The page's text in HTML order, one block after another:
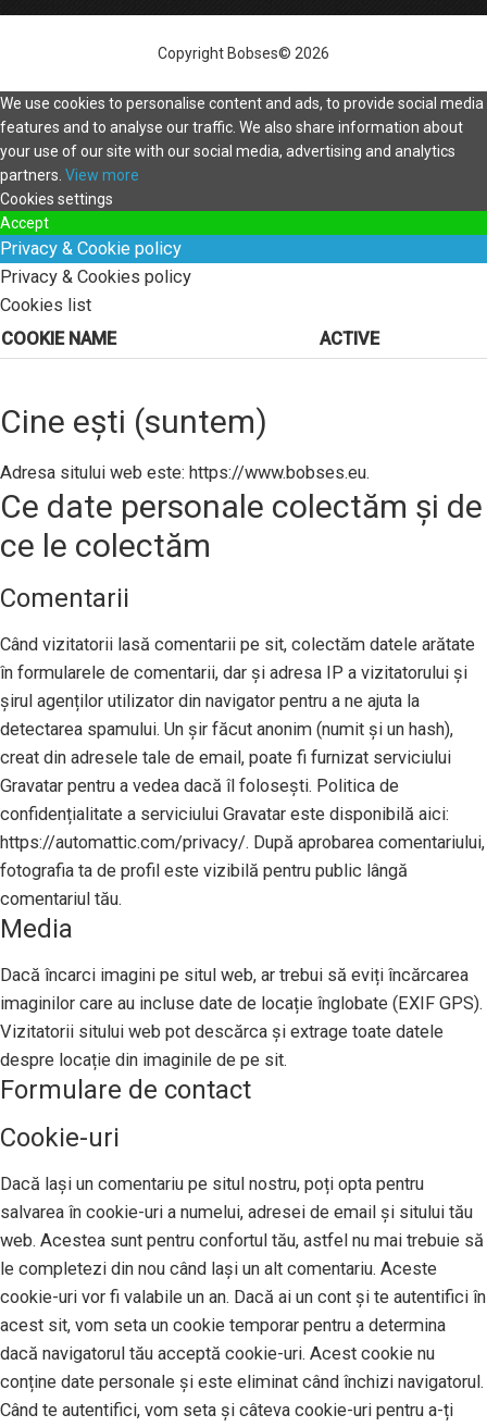
Copyright Bobses© 2026
We use cookies to personalise content and ads, to provide social media
features and to analyse our traffic. We also share information about
your use of our site with our social media, advertising and analytics
partners. View more
Cookies settings
Accept
Privacy & Cookie policy
Privacy & Cookies policy
Cookies list
COOKIE NAME
ACTIVE
Cine ești (suntem)
Adresa sitului web este: https://www.bobses.eu.
Ce date personale colectăm și de
ce le colectăm
Comentarii
Când vizitatorii lasă comentarii pe sit, colectăm datele arătate
în formularele de comentarii, dar și adresa IP a vizitatorului și
șirul agenților utilizator din navigator pentru a ne ajuta la
detectarea spamului. Un șir făcut anonim (numit și un hash),
creat din adresele tale de email, poate fi furnizat serviciului
Gravatar pentru a vedea dacă îl folosești. Politica de
confidențialitate a serviciului Gravatar este disponibilă aici:
https://automattic.com/privacy/. După aprobarea comentariului,
fotografia ta de profil este vizibilă pentru public lângă
comentariul tău.
Media
Dacă încarci imagini pe situl web, ar trebui să eviți încărcarea
imaginilor care au incluse date de locație înglobate (EXIF GPS).
Vizitatorii sitului web pot descărca și extrage toate datele
despre locație din imaginile de pe sit.
Formulare de contact
Cookie-uri
Dacă lași un comentariu pe situl nostru, poți opta pentru
salvarea în cookie-uri a numelui, adresei de email și sitului tău
web. Acestea sunt pentru confortul tău, astfel nu mai trebuie să
le completezi din nou când lași un alt comentariu. Aceste
cookie-uri vor fi valabile un an. Dacă ai un cont și te autentifici în
acest sit, vom seta un cookie temporar pentru a determina
dacă navigatorul tău acceptă cookie-uri. Acest cookie nu
conține date personale și este eliminat când închizi navigatorul.
Când te autentifici, vom seta și câteva cookie-uri pentru a-ți